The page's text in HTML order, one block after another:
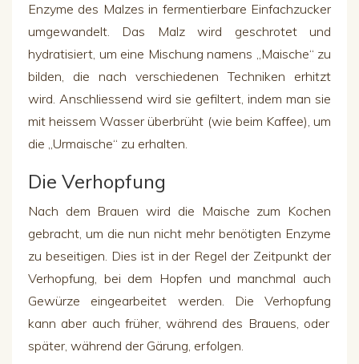
Enzyme des Malzes in fermentierbare Einfachzucker
umgewandelt. Das Malz wird geschrotet und
hydratisiert, um eine Mischung namens „Maische“ zu
bilden, die nach verschiedenen Techniken erhitzt
wird. Anschliessend wird sie gefiltert, indem man sie
mit heissem Wasser überbrüht (wie beim Kaffee), um
die „Urmaische“ zu erhalten.
Die Verhopfung
Nach dem Brauen wird die Maische zum Kochen
gebracht, um die nun nicht mehr benötigten Enzyme
zu beseitigen . Dies ist in der Regel der Zeitpunkt der
Verhopfung , bei dem Hopfen und manchmal auch
Gewürze eingearbeitet werden. Die Verhopfung
kann aber auch früher, während des Brauens, oder
später, während der Gärung, erfolgen.